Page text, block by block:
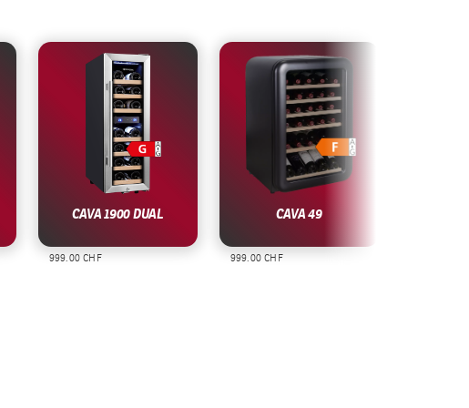
CAVA 1900 DUAL
999.00 CHF
CAVA 49
999.00 CHF